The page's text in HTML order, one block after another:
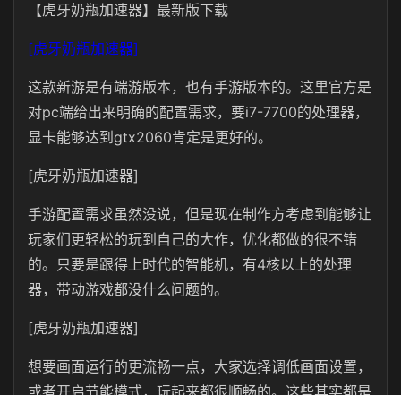
【虎牙奶瓶加速器】最新版下载
[虎牙奶瓶加速器]
这款新游是有端游版本，也有手游版本的。这里官方是
对pc端给出来明确的配置需求，要i7-7700的处理器，
显卡能够达到gtx2060肯定是更好的。
[虎牙奶瓶加速器]
手游配置需求虽然没说，但是现在制作方考虑到能够让
玩家们更轻松的玩到自己的大作，优化都做的很不错
的。只要是跟得上时代的智能机，有4核以上的处理
器，带动游戏都没什么问题的。
[虎牙奶瓶加速器]
想要画面运行的更流畅一点，大家选择调低画面设置，
或者开启节能模式，玩起来都很顺畅的。这些其实都是